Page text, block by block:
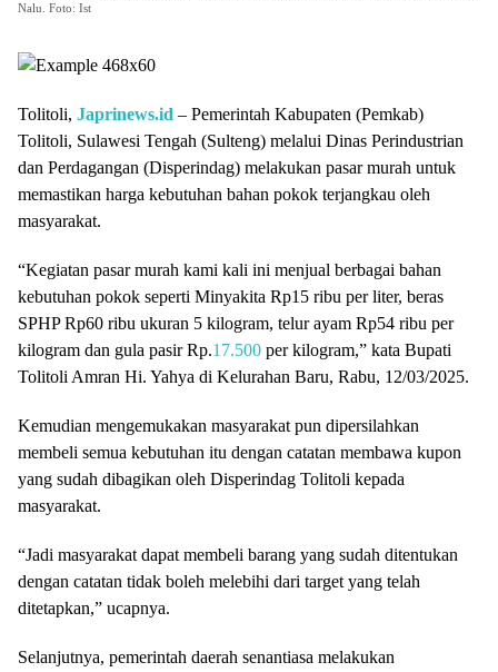
Nalu. Foto: Ist
Tolitoli, Japrinews.id – Pemerintah Kabupaten (Pemkab)
Tolitoli, Sulawesi Tengah (Sulteng) melalui Dinas Perindustrian
dan Perdagangan (Disperindag) melakukan pasar murah untuk
memastikan harga kebutuhan bahan pokok terjangkau oleh
masyarakat.
“Kegiatan pasar murah kami kali ini menjual berbagai bahan
kebutuhan pokok seperti Minyakita Rp15 ribu per liter, beras
SPHP Rp60 ribu ukuran 5 kilogram, telur ayam Rp54 ribu per
kilogram dan gula pasir Rp.17.500 per kilogram,” kata Bupati
Tolitoli Amran Hi. Yahya di Kelurahan Baru, Rabu, 12/03/2025.
Kemudian mengemukakan masyarakat pun dipersilahkan
membeli semua kebutuhan itu dengan catatan membawa kupon
yang sudah dibagikan oleh Disperindag Tolitoli kepada
masyarakat.
“Jadi masyarakat dapat membeli barang yang sudah ditentukan
dengan catatan tidak boleh melebihi dari target yang telah
ditetapkan,” ucapnya.
Selanjutnya, pemerintah daerah senantiasa melakukan